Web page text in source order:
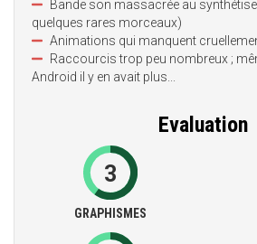
Bande son massacrée au
quelques rares morceaux)
Animations qui manquent
Raccourcis trop peu nombreux ;
Android il y en avait plus...
Evaluation
3
GRAPHISMES